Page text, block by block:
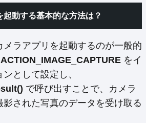
動する基本的な方法は？
メラアプリを起動するのが一般的
をイ
として設定し、
で呼び出すことで、カメラ
された写真のデータを受け取る